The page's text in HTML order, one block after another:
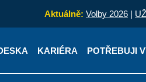
Aktuálně: Volby 2026 |
KARIÉRA POTŘEBUJI